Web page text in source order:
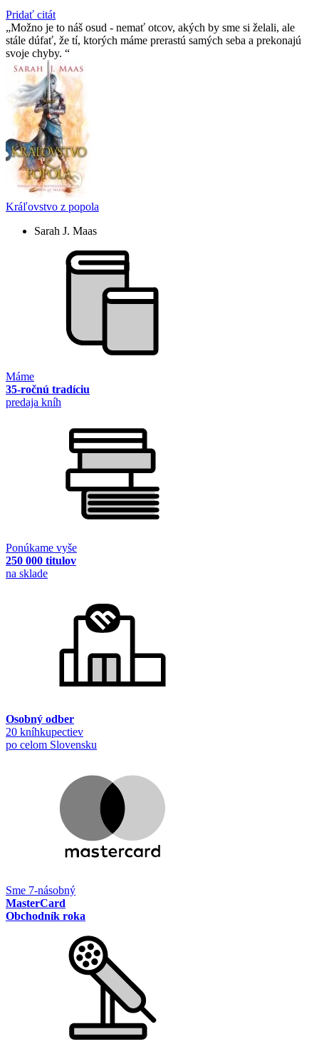
Pridať citát
Možno je to náš osud - nemať otcov, akých by sme si želali, ale
stále dúfať, že tí­, ktorých máme prerastú samých seba a prekonajú
svoje chyby.
Kráľovstvo z popola
Sarah J. Maas
Máme
35-ročnú tradíciu
predaja kníh
Ponúkame vyše
250 000 titulov
na sklade
Osobný odber
20 kníhkupectiev
po celom Slovensku
Sme 7-násobný
MasterCard
Obchodník roka